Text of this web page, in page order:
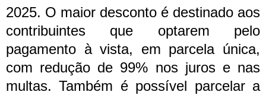
2025. O maior desconto é destinado aos
contribuintes que optarem pelo
pagamento à vista, em parcela única,
com redução de 99% nos juros e nas
multas. Também é possível parcelar a